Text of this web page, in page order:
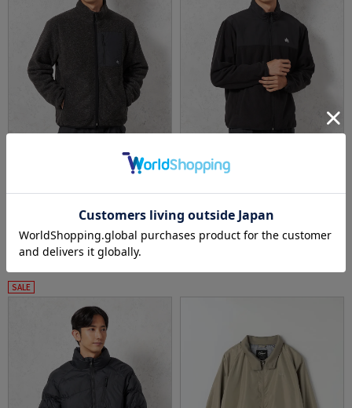
【LOGOS-ロゴス-】ウールライクフリースブ
9%off
WEB価格： 3,990円 (税込)
【LOGOS-ロゴス-】布帛切替フリースブルゾ
価格： 4,389円
9%off
SALE